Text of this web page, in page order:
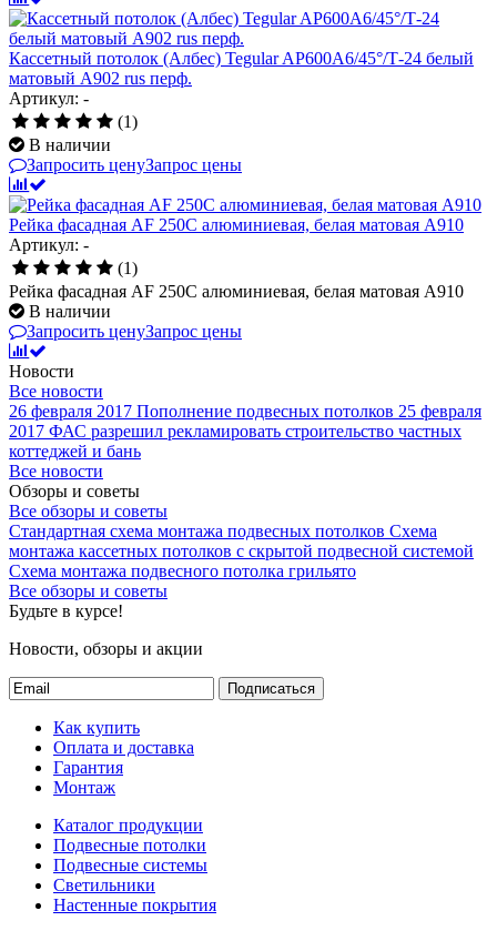
Кассетный потолок (Албес) Tegular AP600A6/45°/Т-24 белый
матовый А902 rus перф.
Артикул: -
(1)
В наличии
Запросить ценуЗапрос цены
Рейка фасадная AF 250C алюминиевая, белая матовая A910
Артикул: -
(1)
Рейка фасадная AF 250C алюминиевая, белая матовая A910
В наличии
Запросить ценуЗапрос цены
Новости
Все новости
26 февраля 2017 Пополнение подвесных потолков 25 февраля
2017 ФАС разрешил рекламировать строительство частных
коттеджей и бань
Все новости
Обзоры и советы
Все обзоры и советы
Стандартная схема монтажа подвесных потолков Схема
монтажа кассетных потолков с скрытой подвесной системой
Схема монтажа подвесного потолка грильято
Все обзоры и советы
Будьте в курсе!
Новости, обзоры и акции
Подписаться
Как купить
Оплата и доставка
Гарантия
Монтаж
Каталог продукции
Подвесные потолки
Подвесные системы
Светильники
Настенные покрытия